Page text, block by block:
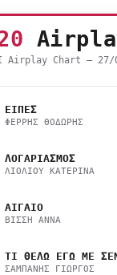
Chart — 27/
ΕΙΠΕΣ
ΦΕΡΡΗΣ ΘΟΔΩΡΗΣ
ΛΟΓΑΡΙΑΣΜΟΣ
ΛΙΟΛΙΟΥ ΚΑΤΕΡΙΝΑ
ΑΙΓΑΙΟ
ΒΙΣΣΗ ΑΝΝΑ
ΤΙ ΘΕΛΩ ΕΓΩ ΜΕ
ΣΑΜΠΑΝΗΣ ΓΙΩΡΓΟΣ